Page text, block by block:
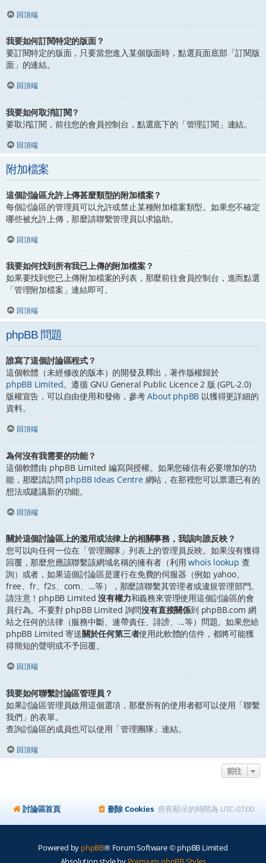
回頂端
我要如何訂閱特定的版面？
要訂閱特定的版面，只要當您進入某個版面時，點選頁面底部「訂閱版
面」的連結。
回頂端
我要如何取消訂閱？
要取消訂閱，前往您的會員控制台，點選底下的「管理訂閱」連結。
回頂端
附加檔案
這個討論區允許上傳甚麼類型的附加檔案？
每個討論區的管理員可以允許或禁止某種附加檔案類型。如果您不確定
哪些被允許上傳，那麼請聯繫管理員以求協助。
回頂端
我要如何找到所有我已上傳的附加檔案？
如果要找到您已上傳附加檔案的列表，那麼前往會員控制台，進而點選
「管理附加檔案」連結即可。
回頂端
phpBB 問題
誰寫了這個討論區程式？
這個軟體（未經修改的版本）的開發及釋出，著作版權歸於
phpBB Limited。遵循 GNU General Public Licence 2 版 (GPL-2.0)
版權宣告，可以自由使用和發佈，參考About phpBB 以獲得更詳細的
資料。
回頂端
為何沒有我需要的功能？
這個軟體由 phpBB Limited 編寫與授權。如果您確信有必要增加的功
能，那麼請訪問 phpBB Ideas Centre網站，在那裡您可以票選已有的
想法或建議新的功能。
回頂端
關於這個討論區上的濫用或法律上的相關事務，我該向誰反映？
您可以向任何一位在「管理團隊」列表上的管理員反映。如果沒有獲得
回覆，那麼您應該聯繫該網域名稱的擁有者（利用whois lookup 查
詢）或者，如果這個討論區是運行在免費的伺服器（例如 yahoo、
free、fr、f2s、com、...等），那麼請聯繫其管理者或違規管理部門。
請注意！phpBB Limited沒有權力和義務來管理使用這個討論區的會
員行為。不要對 phpBB Limited 詢問沒有直接關係到 phpBB.com 網
站之任何的法律（服務中斷、連帶責任、誹謗、...等）問題。如果您給
phpBB Limited 寄送關於任何第三者使用此軟體的信件，都將可能獲
得簡短的聲明或不予回覆。
回頂端
我要如何聯繫討論區管理員？
如果討論區管理員啟用這個選項，那麼所有的使用者都可以使用「聯繫
我們」的表單。
查詢討論區的成員也可以使用「管理團隊」連結。
回頂端
前往
討論區首頁 所有顯示的時間為 UTC-07:00
刪除 Cookies
Powered by phpBB® Forum Software © phpBB Limited